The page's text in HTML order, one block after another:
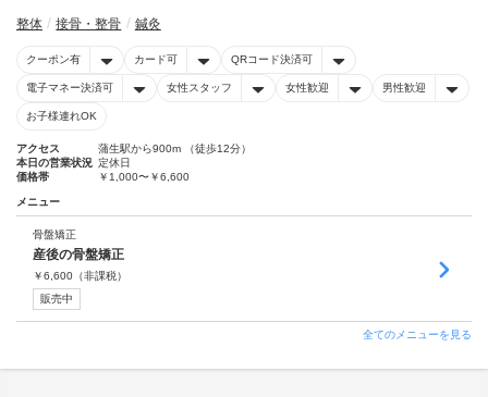
整体 接骨・整骨 鍼灸
クーポン有 カード可 QRコード決済可
電子マネー決済可 女性スタッフ 女性歓迎 男性歓迎
お子様連れOK
アクセス
蒲生駅から900m （徒歩12分）
本日の営業状況 定休日
価格帯
￥1,000〜￥6,600
メニュー
骨盤矯正
産後の骨盤矯正
￥6,600 （非課税）
販売中
全てのメニューを見る